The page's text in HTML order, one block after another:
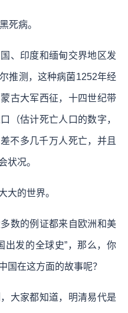
死病。
、印度和缅甸交界地区发
推测，这种病菌1252年经
古大军西征，十四世纪带
（估计死亡人口的数字，
不多几千万人死亡，并且
状况。
大的世界。
数的例证都来自欧洲和美
出发的全球史”，那么，你
国在这方面的故事呢？
大家都知道，明清易代是